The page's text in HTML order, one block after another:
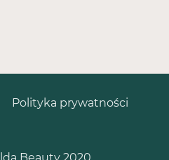
Polityka prywatności